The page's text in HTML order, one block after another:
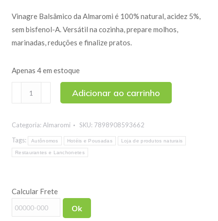
Vinagre Balsâmico da Almaromi é 100% natural, acidez 5%,
sem bisfenol-A. Versátil na cozinha, prepare molhos,
marinadas, reduções e finalize pratos.
Apenas 4 em estoque
Balsâmico
Extrato
de
Carvalho
quantidade
Adicionar ao carrinho
Categoria: Almaromi SKU: 7898908593662
Tags:
Autônomos Hotéis e Pousadas Loja de produtos naturais
Restaurantes e Lanchonetes
Calcular Frete
Ok